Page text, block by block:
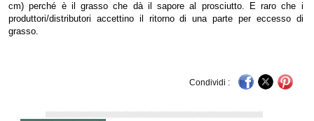
cm) perché è il grasso che dà il sapore al prosciutto. E raro che i
produttori/distributori accettino il ritorno di una parte per eccesso di
grasso.
Condividi :